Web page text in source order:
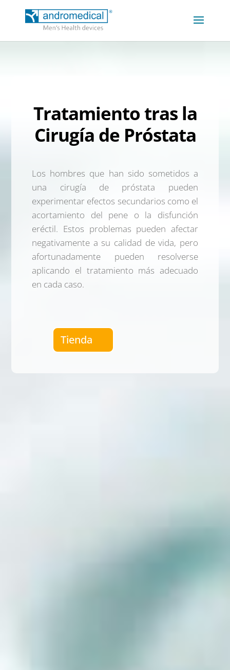
Tratamiento tras la
Cirugía de Próstata
Los hombres que han sido sometidos a
una cirugía de próstata pueden
experimentar efectos secundarios como el
acortamiento del pene o la disfunción
eréctil. Estos problemas pueden afectar
negativamente a su calidad de vida, pero
afortunadamente pueden resolverse
aplicando el tratamiento más adecuado
en cada caso.
Tienda